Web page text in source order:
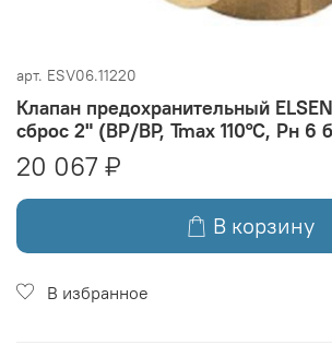
арт. ESV06.11220
Клапан предохранительный
сброс 2" (ВР/ВР, Tmax 110°C, Рн 6
20 067 ₽
В корзину
В избранное